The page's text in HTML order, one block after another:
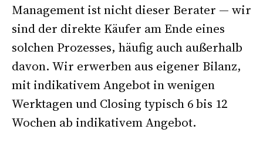
Management ist nicht dieser Berater — wir
sind der direkte Käufer am Ende eines
solchen Prozesses, häufig auch außerhalb
davon. Wir erwerben aus eigener Bilanz,
mit indikativem Angebot in wenigen
Werktagen und Closing typisch 6 bis 12
Wochen ab indikativem Angebot.